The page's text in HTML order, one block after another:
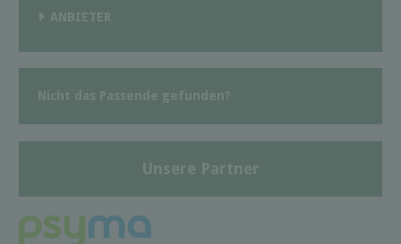
ANBIETER
Nicht das Passende gefunden?
Unsere Partner